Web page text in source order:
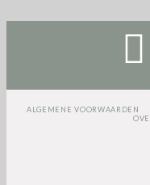
ALGEMENE VOORWAARDEN